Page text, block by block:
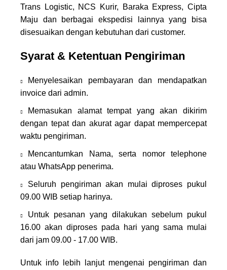
Trans Logistic, NCS Kurir, Baraka Express, Cipta
Maju dan berbagai ekspedisi lainnya yang bisa
disesuaikan dengan kebutuhan dari customer.
Syarat & Ketentuan Pengiriman
Menyelesaikan pembayaran dan mendapatkan
invoice dari admin.
Memasukan alamat tempat yang akan dikirim
dengan tepat dan akurat agar dapat mempercepat
waktu pengiriman.
Mencantumkan Nama, serta nomor telephone
atau WhatsApp penerima.
Seluruh pengiriman akan mulai diproses pukul
09.00 WIB setiap harinya.
Untuk pesanan yang dilakukan sebelum pukul
16.00 akan diproses pada hari yang sama mulai
dari jam 09.00 - 17.00 WIB.
Untuk info lebih lanjut mengenai pengiriman dan